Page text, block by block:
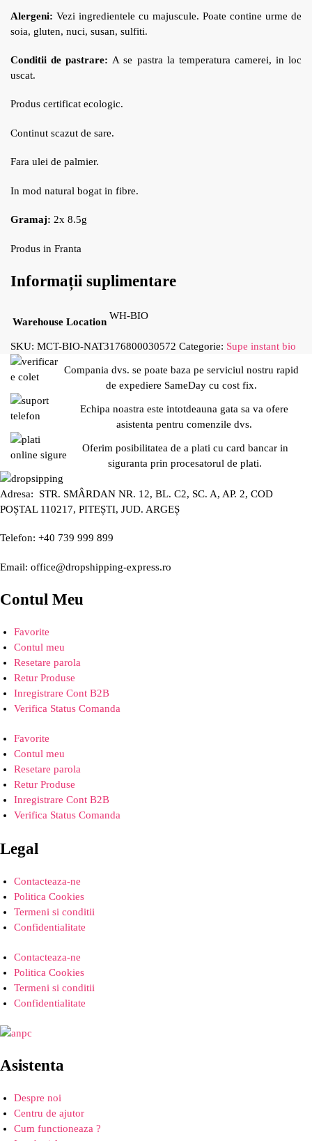
Alergeni: Vezi ingredientele cu majuscule. Poate contine urme de
soia, gluten, nuci, susan, sulfiti.
Conditii de pastrare: A se pastra la temperatura camerei, in loc
uscat.
Produs certificat ecologic.
Continut scazut de sare.
Fara ulei de palmier.
In mod natural bogat in fibre.
Gramaj: 2x 8.5g
Produs in Franta
Informații suplimentare
Warehouse Location
WH-BIO
SKU: MCT-BIO-NAT3176800030572 Categorie: Supe instant bio
Compania dvs. se poate baza pe serviciul nostru rapid
de expediere SameDay cu cost fix.
Echipa noastra este intotdeauna gata sa va ofere
asistenta pentru comenzile dvs.
Oferim posibilitatea de a plati cu card bancar in
siguranta prin procesatorul de plati.
Adresa: STR. SMÂRDAN NR. 12, BL. C2, SC. A, AP. 2, COD
POȘTAL 110217, PITEȘTI, JUD. ARGEȘ
Telefon: +40 739 999 899
Email: office@dropshipping-express.ro
Contul Meu
Favorite
Contul meu
Resetare parola
Retur Produse
Inregistrare Cont B2B
Verifica Status Comanda
Favorite
Contul meu
Resetare parola
Retur Produse
Inregistrare Cont B2B
Verifica Status Comanda
Legal
Contacteaza-ne
Politica Cookies
Termeni si conditii
Confidentialitate
Contacteaza-ne
Politica Cookies
Termeni si conditii
Confidentialitate
Asistenta
Despre noi
Centru de ajutor
Cum functioneaza ?